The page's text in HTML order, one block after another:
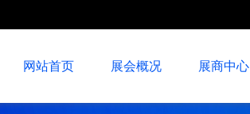
网站首页 展会概况 展商中心